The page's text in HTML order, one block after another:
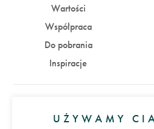
Wartości
Współpraca
Do pobrania
Inspiracje
Zaloguj się
UŻYWAMY